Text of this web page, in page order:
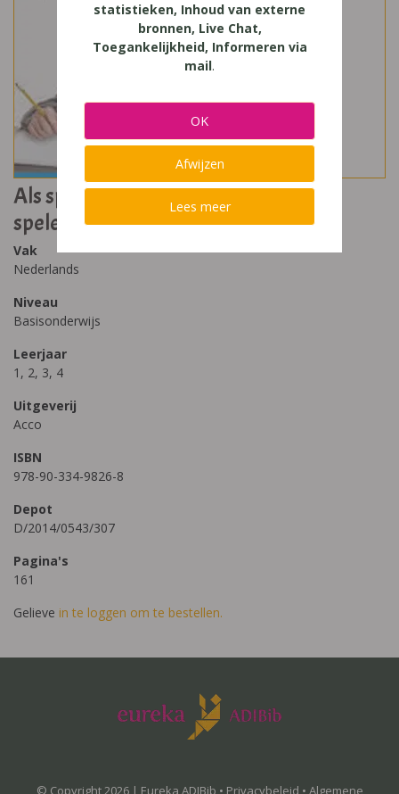
Als spelling een kwelling is Boek 1:
spelend spellen
Vak
Nederlands
Niveau
Basisonderwijs
Leerjaar
1, 2, 3, 4
Uitgeverij
Acco
ISBN
978-90-334-9826-8
Depot
D/2014/0543/307
Pagina's
161
Gelieve in te loggen om te bestellen.
© Copyright 2026 | Eureka ADIBib • Privacybeleid • Algemene
statistieken, Inhoud van externe
bronnen, Live Chat,
Toegankelijkheid, Informeren via
mail.
OK
Afwijzen
Lees meer